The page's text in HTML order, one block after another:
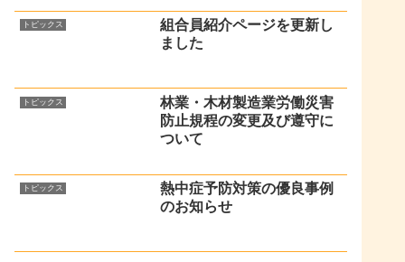
トピックス
組合員紹介ページを更新し
ました
トピックス
林業・木材製造業労働災害
防止規程の変更及び遵守に
ついて
トピックス
熱中症予防対策の優良事例
のお知らせ